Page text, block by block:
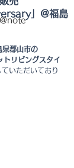
」@福島
県郡山市の
リビングスタイ
いただいており